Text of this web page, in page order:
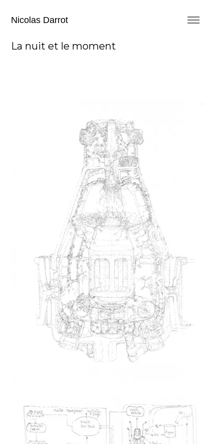
Nicolas Darrot
La nuit et le moment